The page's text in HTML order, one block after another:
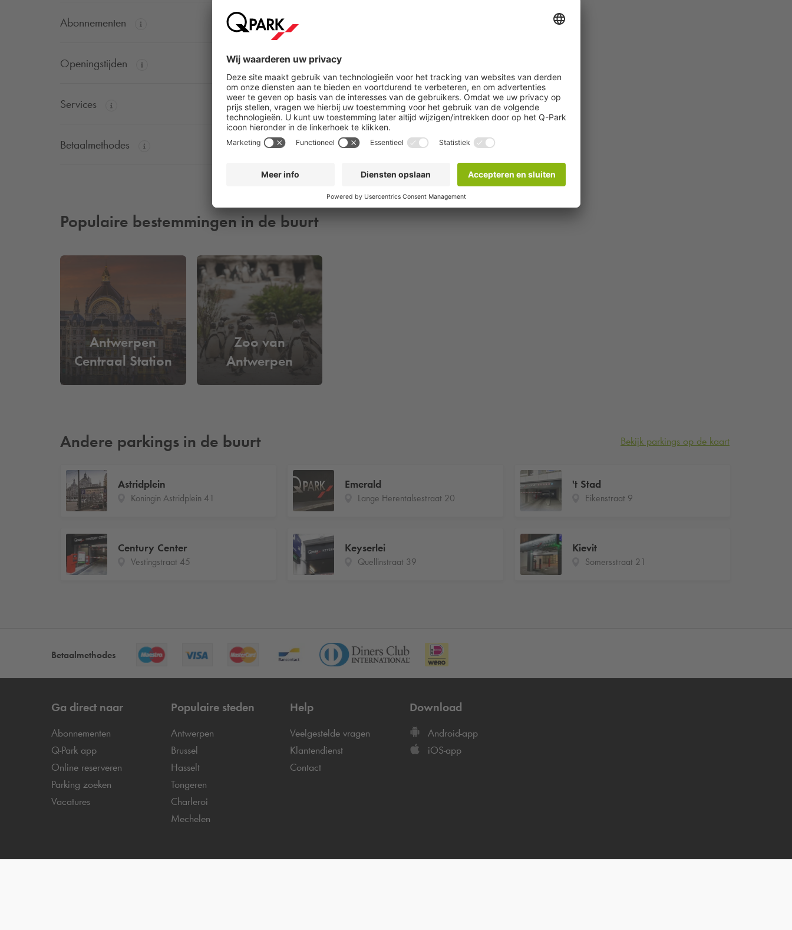
Abonnementen
Openingstijden
Services
Betaalmethodes
Populaire bestemmingen in de buurt
Antwerpen
Centraal Station
Zoo van
Antwerpen
Andere parkings in de buurt Bekijk parkings op de kaart
Astridplein
Koningin Astridplein 41
Century Center
Vestingstraat 45
Emerald
Lange Herentalsestraat 20
Keyserlei
Quellinstraat 39
't Stad
Eikenstraat 9
Kievit
Somersstraat 21
Betaalmethodes
Ga direct naar
Abonnementen
Q-Park app
Online reserveren
Parking zoeken
Vacatures
Populaire steden
Antwerpen
Brussel
Hasselt
Tongeren
Charleroi
Mechelen
Help
Veelgestelde vragen
Klantendienst
Contact
Download
Android-app
iOS-app